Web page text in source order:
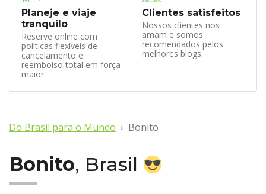
Planeje e viaje
tranquilo
Reserve online com
políticas flexíveis de
cancelamento e
reembolso total em força
maior.
Clientes satisfeitos
Nossos clientes nos
amam e somos
recomendados pelos
melhores blogs.
Do Brasil para o Mundo Bonito
Bonito, Brasil